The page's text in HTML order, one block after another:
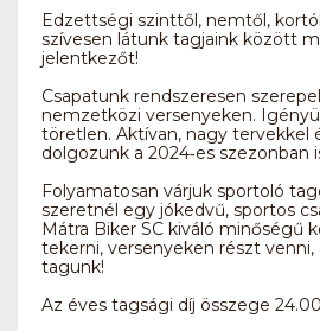
Edzettségi szinttől, nemtől,
szívesen látunk tagjaink között
jelentkezőt!
Csapatunk rendszeresen
nemzetközi versenyeken.
töretlen. Aktívan, nagy tervekkel
dolgozunk a 2024‑es szezonban
Folyamatosan várjuk sportoló
szeretnél egy jókedvű, sportos
Mátra Biker SC kiváló minőségű
tekerni, versenyeken részt venni,
tagunk!
Az éves tagsági díj összege